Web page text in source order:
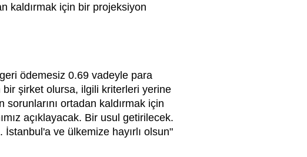
kaldırmak için bir projeksiyon
ödemesiz 0.69 vadeyle para
bir şirket olursa, ilgili kriterleri yerine
ortadan kaldırmak için
açıklayacak. Bir usul getirilecek.
İstanbul'a ve ülkemize hayırlı olsun"